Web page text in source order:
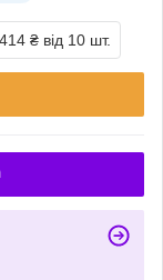
₴ від 10 шт.